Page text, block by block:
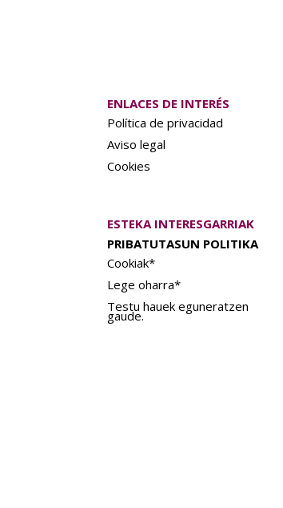
ENLACES DE INTERÉS
Política de privacidad
Aviso legal
Cookies
ESTEKA INTERESGARRIAK
PRIBATUTASUN POLITIKA
Cookiak*
Lege oharra*
Testu hauek eguneratzen
gaude.